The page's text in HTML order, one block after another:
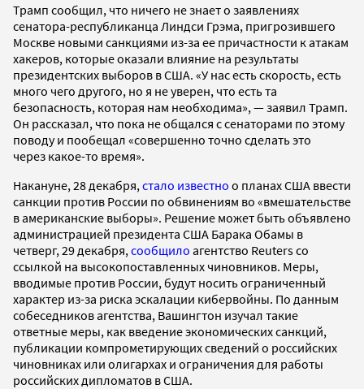
Трамп сообщил, что ничего не знает о заявлениях
сенатора-республиканца Линдси Грэма, пригрозившего
Москве новыми санкциями из-за ее причастности к атакам
хакеров, которые оказали влияние на результаты
президентских выборов в США. «У нас есть скорость, есть
много чего другого, но я не уверен, что есть та
безопасность, которая нам необходима», — заявил Трамп.
Он рассказал, что пока не общался с сенаторами по этому
поводу и пообещал «совершенно точно сделать это
через какое-то время».
Накануне, 28 декабря, стало известно о планах США ввести
санкции против России по обвинениям во «вмешательстве
в американские выборы». Решение может быть объявлено
администрацией президента США Барака Обамы в
четверг, 29 декабря, сообщило агентство Reuters со
ссылкой на высокопоставленных чиновников. Меры,
вводимые против России, будут носить ограниченный
характер из-за риска эскалации кибервойны. По данным
собеседников агентства, Вашингтон изучал такие
ответные меры, как введение экономических санкций,
публикации компрометирующих сведений о российских
чиновниках или олигархах и ограничения для работы
российских дипломатов в США.